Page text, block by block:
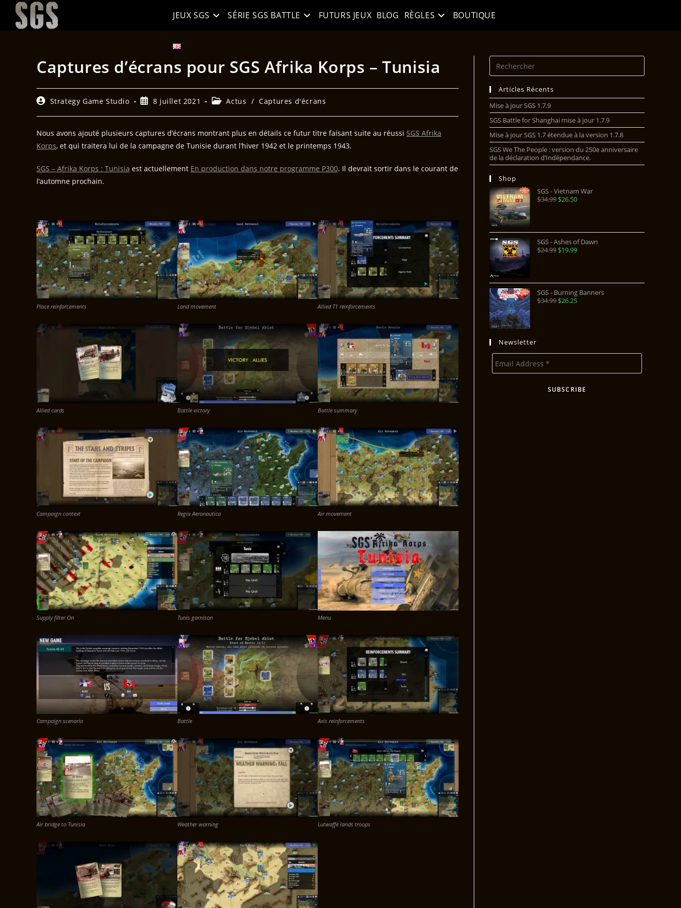
JEUX SGS SÉRIE SGS BATTLE FUTURS JEUX BLOG RÈGLES BOUTIQUE
Captures d’écrans pour SGS Afrika Korps – Tunisia
Strategy Game Studio 8 juillet 2021 Actus / Captures d'écrans
Nous avons ajouté plusieurs captures d’écrans montrant plus en détails ce futur titre faisant suite au réussi SGS Afrika
Korps, et qui traitera lui de la campagne de Tunisie durant l’hiver 1942 et le printemps 1943.
SGS – Afrika Korps : Tunisia est actuellement En production dans notre programme P300. Il devrait sortir dans le courant de
l’automne prochain.
Place reinforcements Land movement Allied T1 reinforcements
Allied cards Battle victory Battle summary
Campaign context Regia Aeronautica Air movement
Supply filter On Tunis garnison Menu
Campaign scenario Battle Axis reinforcements
Air bridge to Tunisia Weather warning Lutwaffe lands troops
Articles Récents
Mise à jour SGS 1.7.9
SGS Battle for Shanghai mise à jour 1.7.9
Mise à jour SGS 1.7 étendue à la version 1.7.8
SGS We The People : version du 250e anniversaire
de la déclaration d’Indépendance.
Shop
SGS - Vietnam War
$34.99 $26.50
SGS - Ashes of Dawn
$24.99 $19.99
SGS - Burning Banners
$34.99 $26.25
Newsletter